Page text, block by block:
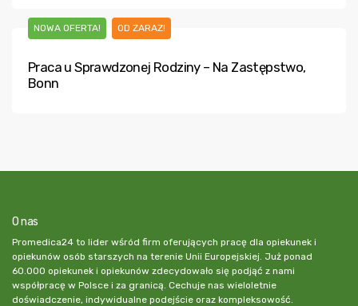
NOWA OFERTA! OD ZARAZ!
Praca u Sprawdzonej Rodziny – Na Zastępstwo,
Bonn
O nas
Promedica24 to lider wśród firm oferujących pracę dla opiekunek i
opiekunów osób starszych na terenie Unii Europejskiej. Już ponad
60.000 opiekunek i opiekunów zdecydowało się podjąć z nami
współpracę w Polsce i za granicą. Cechuje nas wieloletnie
doświadczenie, indywidualne podejście oraz kompleksowość.